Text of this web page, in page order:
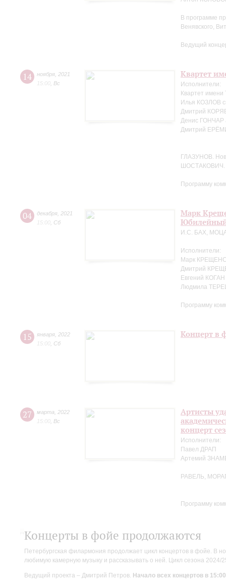
В программе
Венявского,
Ведущий
14 ноября 2021
15:00 Вс
Квартет
Исполнители:
Квартет
Илья КОЗЛОВ
Дмитрий
Денис ГОНЧАР
Дмитрий
ГЛАЗУНОВ.
ШОСТАКОВИЧ.
Программу
04 декабря 2021
15:00 Сб
Марк
И.С. БАХ,
Исполнители:
Марк
Дмитрий
Евгений
Людмила
Программу
15 января 2022
15:00 Сб
Концерт в
27 марта
2022
15:00 Вс
Артисты
концерт
Исполнители:
Павел ДРАП
Артемий
РАВЕЛЬ,
Программу
Концерты в фойе продолжаются
Петербургская филармония продолжает цикл концертов в фойе. В
любимую камерную музыку и рассказывать о ней. Цикл сезона
Ведущий проекта – Дмитрий Петров. Начало всех концертов в